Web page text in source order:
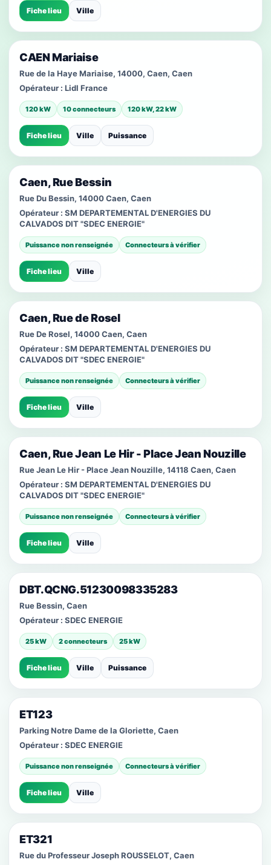
Fiche lieu Ville
CAEN Mariaise
Rue de la Haye Mariaise, 14000, Caen, Caen
Opérateur : Lidl France
120 kW 10 connecteurs 120 kW, 22 kW
Fiche lieu Ville Puissance
Caen, Rue Bessin
Rue Du Bessin, 14000 Caen, Caen
Opérateur : SM DEPARTEMENTAL D'ENERGIES DU
CALVADOS DIT "SDEC ENERGIE"
Puissance non renseignée Connecteurs à vérifier
Fiche lieu Ville
Caen, Rue de Rosel
Rue De Rosel, 14000 Caen, Caen
Opérateur : SM DEPARTEMENTAL D'ENERGIES DU
CALVADOS DIT "SDEC ENERGIE"
Puissance non renseignée Connecteurs à vérifier
Fiche lieu Ville
Caen, Rue Jean Le Hir - Place Jean Nouzille
Rue Jean Le Hir - Place Jean Nouzille, 14118 Caen, Caen
Opérateur : SM DEPARTEMENTAL D'ENERGIES DU
CALVADOS DIT "SDEC ENERGIE"
Puissance non renseignée Connecteurs à vérifier
Fiche lieu Ville
DBT.QCNG.51230098335283
Rue Bessin, Caen
Opérateur : SDEC ENERGIE
25 kW 2 connecteurs 25 kW
Fiche lieu Ville Puissance
ET123
Parking Notre Dame de la Gloriette, Caen
Opérateur : SDEC ENERGIE
Puissance non renseignée Connecteurs à vérifier
Fiche lieu Ville
ET321
Rue du Professeur Joseph ROUSSELOT, Caen